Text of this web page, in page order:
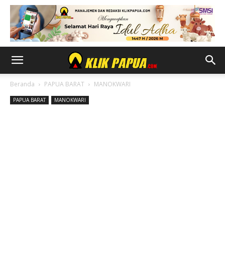
Beranda PAPUA BARAT MANOKWARI
PAPUA BARAT MANOKWARI